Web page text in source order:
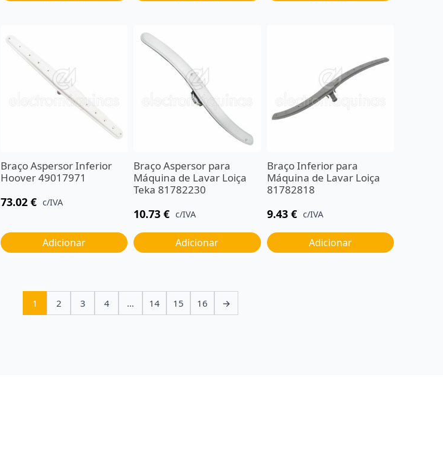
Braço Aspersor Inferior
Hoover 49017971
73.02 € c/IVA
Adicionar
Braço Aspersor para
Máquina de Lavar Loiça
Teka 81782230
10.73€ c/IVA
Adicionar
Braço Inferior para
Máquina de Lavar Loiça
81782818
9.43 € c/IVA
Adicionar
1 2 3 4 … 14 15 16 →